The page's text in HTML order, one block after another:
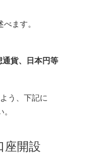
ます。
貨、日本円等
う、下記に
座開設